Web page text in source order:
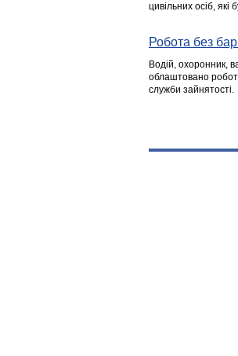
цивільних осіб, які
Робота без
Водій, охоронник,
облаштовано
служби зайнятості.